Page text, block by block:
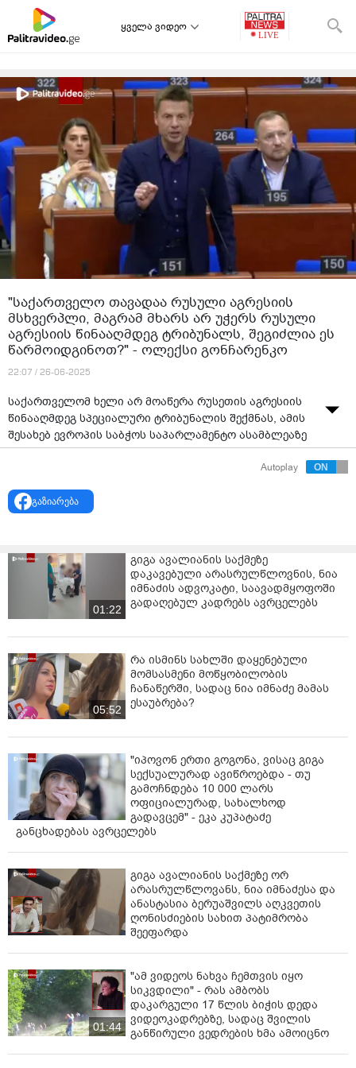
ყველა ვიდეო
"საქართველო თავადაა რუსული აგრესიის
მსხვერპლი, მაგრამ მხარს არ უჭერს რუსული
აგრესიის წინააღმდეგ ტრიბუნალს, შეგიძლია ეს
წარმოიდგინოთ?" - ოლექსი გონჩარენკო
22:07 / 26-06-2025
საქართველომ ხელი არ მოაწერა რუსეთის აგრესიის
წინააღმდეგ სპეციალური ტრიბუნალის შექმნას, ამის
შესახებ ევროპის საბჭოს საპარლამენტო ასამბლეაზე
ოლექსი გონჩარენკომ განაცხადა.
აგრესიის მსხვერპლი, მაგრამ მხარს არ უჭერს რუსული
აგრესიის წინააღმდეგ ტრიბუნალს, შესაბამისად, მისი
პატრონები?
“გუშინ აქ, ამ დარბაზში, უკრაინის პრეზიდენტი
ვოლოდიმირ ზელენსკი მივიღეთ, რომელიც სიტყვით
ისტორიული მომენტი - ტრიბუნალი აგრესიისთვის.
მაგრამ იცით რა? წევრი სახელმწიფოებიდან ექვსი
ქვეყანაა, რომლებმაც ხელი არ მოაწერეს ამ
შეთანხმებას. და ამ ექვსი ქვეყნიდან ერთ-ერთი
საქართველოა. და საქართველო თავადაა რუსული
აგრესიის მსხვერპლი. საქართველოს ტერიტორიის
20% რუსეთის მიერაა ოკუპირებული. თითქმის იგივე
რიცხვი, რაც უკრაინაში.
საქართველო მოსკოვის რეჟიმის მსხვერპლი უფრო
ადრეც კი იყო, ვიდრე ჩვენ. და ამის შემდეგ
საქართველო მხარს არ უჭერს რუსული აგრესიის
წინააღმდეგ ტრიბუნალს. შეგიძლია ეს
წარმოიდგინოთ?
ასე რომ, კითხვაა - რეალურად ვისზე მუშაობს
საქართველოს მთავრობა? ვინ არიან მათი
პატრონები? როდესაც ისინი ოპოზიციონერ ლიდერებს
აპატიმრებენ, ეს ქართველი ხალხის ხმა არ არის, ეს
კრემლის ჩურჩულია.
ქართველი ხალხი ლიდერებს იმსახურებს, რომლებიც
მათ დაუდგებიან მხარში და არა პუტინს. და ახლა
Autoplay
გაზიარება
01:22
გიგა ავალიანის საქმეზე
დაკავებული არასრულწლოვნის, ნია
იმნაძის ადვოკატი, საავადმყოფოში
გადაღებულ კადრებს ავრცელებს
05:52
რა ისმინს სახლში დაყენებული
მომსასმენი მოწყობილობის
ჩანაწერში, სადაც ნია იმნაძე მამას
ესაუბრება?
"იპოვონ ერთი გოგონა, ვისაც გიგა
სექსუალურად ავიწროებდა - თუ
გამოჩნდება 10 000 ლარს
ოფიციალურად, სახალხოდ
გადავცემ" - ეკა კუპატაძე
განცხადებას ავრცელებს
გიგა ავალიანის საქმეზე ორ
არასრულწლოვანს, ნია იმნაძესა და
ანასტასია ბერუაშვილს აღკვეთის
ღონისძიების სახით პატიმრობა
შეეფარდა
01:44
"ამ ვიდეოს ნახვა ჩემთვის იყო
სიკვდილი" - რას ამბობს
დაკარგული 17 წლის ბიჭის დედა
ვიდეოკადრებზე, სადაც შვილის
განწირული ვედრების ხმა ამოიცნო